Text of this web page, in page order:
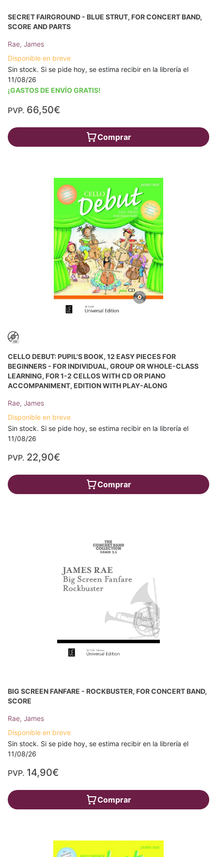
SECRET FAIRGROUND - BLUE STRUT, FOR CONCERT BAND,
SCORE AND PARTS
Rae, James
Disponible en breve
Sin stock. Si se pide hoy, se estima recibir en la librería el
11/08/26
¡GASTOS DE ENVÍO GRATIS!
PVP. 66,50€
Comprar
CELLO DEBUT: PUPIL'S BOOK, 12 EASY PIECES FOR
BEGINNERS - FOR INDIVIDUAL, GROUP OR WHOLE-CLASS
LEARNING, FOR 1-2 CELLOS WITH CD OR PIANO
ACCOMPANIMENT, EDITION WITH PLAY-ALONG
Rae, James
Disponible en breve
Sin stock. Si se pide hoy, se estima recibir en la librería el
11/08/26
PVP. 22,90€
Comprar
BIG SCREEN FANFARE - ROCKBUSTER, FOR CONCERT BAND,
SCORE
Rae, James
Disponible en breve
Sin stock. Si se pide hoy, se estima recibir en la librería el
11/08/26
PVP. 14,90€
Comprar